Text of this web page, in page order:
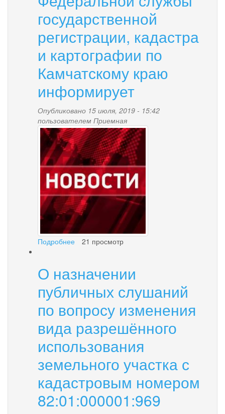
государственной
регистрации, кадастра
и картографии по
Камчатскому краю
информирует
Опубликовано 15 июля, 2019 - 15:42
пользователем Приемная
news-
palana.jpg
Подробнее
палата
Федеральной
службы
регистрации,
кадастра
и
картографии
по
Камчатскому
краю
информирует
21 просмотр
О назначении
публичных слушаний
по вопросу изменения
вида разрешённого
использования
земельного участка с
кадастровым номером
82:01:000001:969